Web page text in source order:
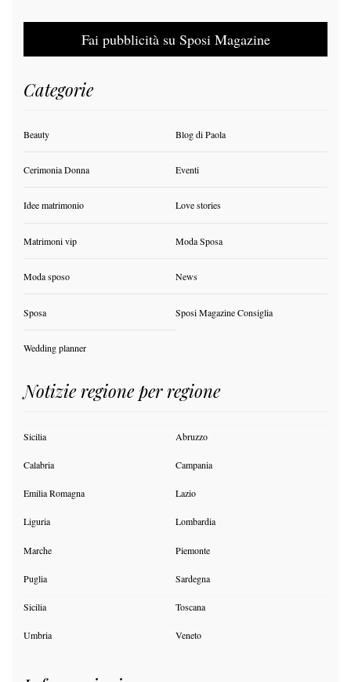
Fai pubblicità su Sposi Magazine
Categorie
Beauty Blog di Paola
Cerimonia Donna Eventi
Idee matrimonio Love stories
Matrimoni vip Moda Sposa
Moda sposo News
Sposa Sposi Magazine Consiglia
Wedding planner
Notizie regione per regione
Sicilia Abruzzo
Calabria Campania
Emilia Romagna Lazio
Liguria Lombardia
Marche Piemonte
Puglia Sardegna
Sicilia Toscana
Umbria Veneto